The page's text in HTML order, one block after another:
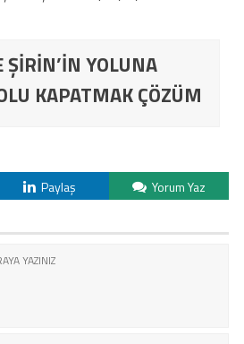
YOLUNA
KAPATMAK ÇÖZÜM
Paylaş Yorum Yaz